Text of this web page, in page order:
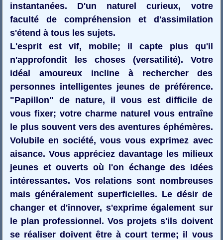
instantanées. D'un naturel curieux, votre
faculté de compréhension et d'assimilation
s'étend à tous les sujets.
L'esprit est vif, mobile; il capte plus qu'il
n'approfondit les choses (versatilité). Votre
idéal amoureux incline à rechercher des
personnes intelligentes jeunes de préférence.
"Papillon" de nature, il vous est difficile de
vous fixer; votre charme naturel vous entraîne
le plus souvent vers des aventures éphémères.
Volubile en société, vous vous exprimez avec
aisance. Vous appréciez davantage les milieux
jeunes et ouverts où l'on échange des idées
intéressantes. Vos relations sont nombreuses
mais généralement superficielles. Le désir de
changer et d'innover, s'exprime également sur
le plan professionnel. Vos projets s'ils doivent
se réaliser doivent être à court terme; il vous